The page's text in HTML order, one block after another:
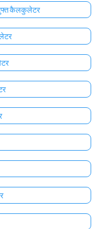
कैलकुलेटर